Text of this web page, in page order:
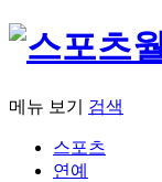
메뉴 보기 검색
스포츠
연예